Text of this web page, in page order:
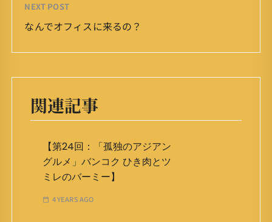
NEXT POST
なんでオフィスに来るの？
関連記事
【第24回：「孤独のアジアン
グルメ」バンコク ひき肉とツ
ミレのバーミー】
4 YEARS AGO